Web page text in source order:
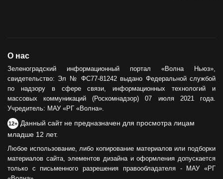
О нас
Зеленоградский информационный портал «Волна Ньюз»,
свидетельство: Эл № ФС77-81242 выдано Федеральной службой
по надзору в сфере связи, информационных технологий и
массовых коммуникаций (Роскомнадзор) 07 июля 2021 года.
Учредитель: МАУ «РГ «Волна».
12+ Данный сайт не предназначен для просмотра лицам
младше 12 лет.
Любое использование, либо копирование материалов или подборки
материалов сайта, элементов дизайна и оформления допускается
только с письменного разрешения правообладателя - МАУ «РГ